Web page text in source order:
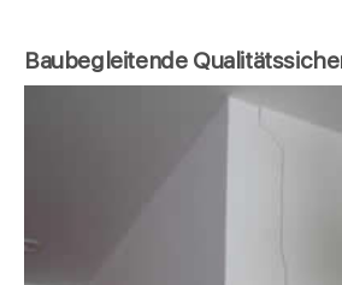
Baubegleitende